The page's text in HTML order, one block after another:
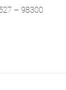
– 98300